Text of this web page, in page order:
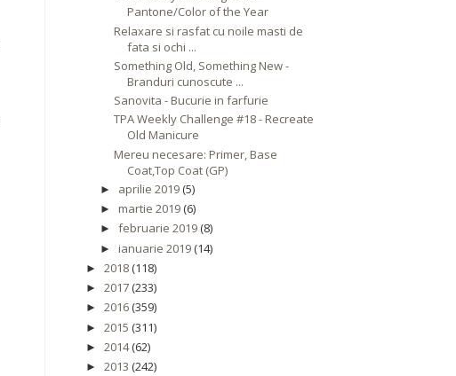
Pantone/Color of the Year
Relaxare si rasfat cu noile masti de
fata si ochi ...
Something Old, Something New -
Branduri cunoscute ...
Sanovita - Bucurie in farfurie
TPA Weekly Challenge #18 - Recreate
Old Manicure
Mereu necesare: Primer, Base
Coat,Top Coat (GP)
► aprilie 2019(5)
► martie 2019(6)
► februarie 2019(8)
► ianuarie 2019(14)
► 2018(118)
► 2017(233)
► 2016(359)
► 2015 (311)
► 2014(62)
► 2013 (242)